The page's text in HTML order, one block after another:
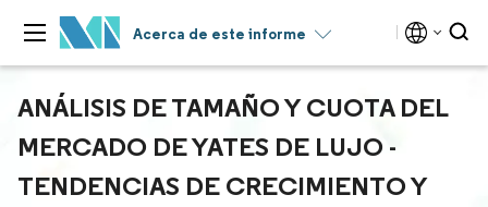
Acerca de este informe
ANÁLISIS DE TAMAÑO Y CUOTA DEL
MERCADO DE YATES DE LUJO -
TENDENCIAS DE CRECIMIENTO Y